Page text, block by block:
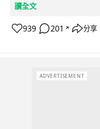
讀全文
939 201 ↗ 分享
ADVERTISEMENT